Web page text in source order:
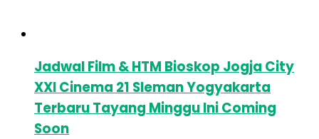
Jadwal Film & HTM Bioskop Jogja City
XXI Cinema 21 Sleman Yogyakarta
Terbaru Tayang Minggu Ini Coming
Soon